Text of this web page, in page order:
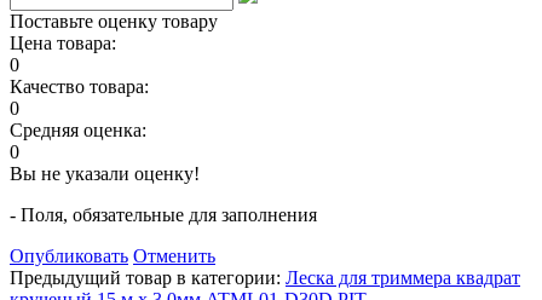
Поставьте оценку товару
Цена товара:
0
Качество товара:
0
Средняя оценка:
0
Вы не указали оценку!
- Поля, обязательные для заполнения
Опубликовать Отменить
Предыдущий товар в категории: Леска для триммера квадрат